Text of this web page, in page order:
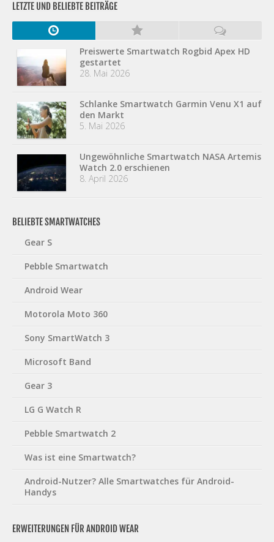
LETZTE UND BELIEBTE BEITRÄGE
Preiswerte Smartwatch Rogbid Apex HD
gestartet
28. Mai 2026
Schlanke Smartwatch Garmin Venu X1 auf
den Markt
5. Mai 2026
Ungewöhnliche Smartwatch NASA Artemis
Watch 2.0 erschienen
8. April 2026
BELIEBTE SMARTWATCHES
Gear S
Pebble Smartwatch
Android Wear
Motorola Moto 360
Sony SmartWatch 3
Microsoft Band
Gear 3
LG G Watch R
Pebble Smartwatch 2
Was ist eine Smartwatch?
Android-Nutzer? Alle Smartwatches für Android-
Handys
ERWEITERUNGEN FÜR ANDROID WEAR